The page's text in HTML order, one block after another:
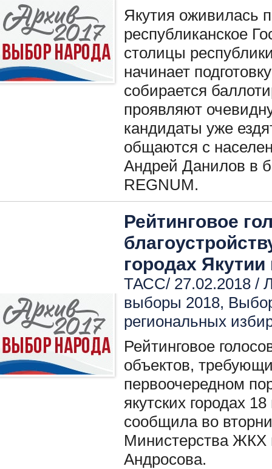
Якутия оживилась
республиканское
столицы
начинает
собирается
проявляют
кандидаты уже
общаются с
Андрей Данилов в
REGNUM.
Рейтинговое
городах
ТАСС/ 27.02.2018 /
выборы 2018,
региональных
Рейтинговое
объектов,
первоочередном
якутских городах
сообщила во
Министерства ЖКХ
Андросова.